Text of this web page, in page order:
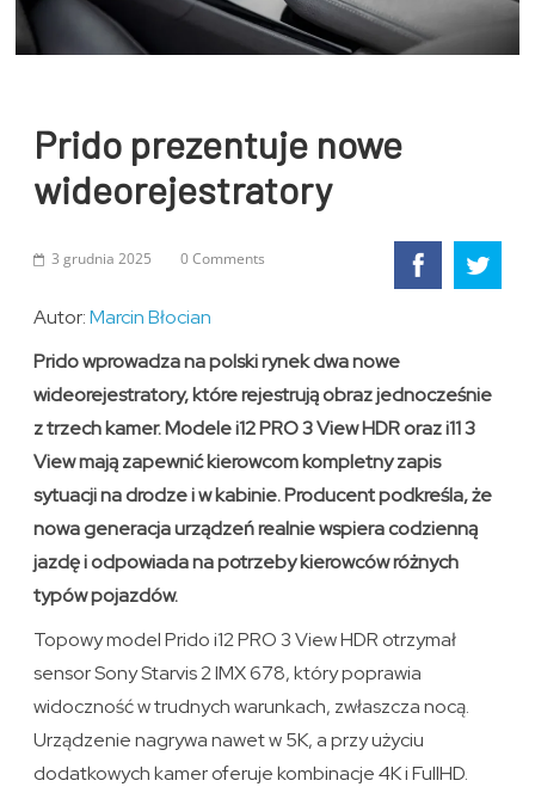
Prido prezentuje nowe
wideorejestratory
3 grudnia 2025 0 Comments
Autor:Marcin Błocian
Prido wprowadza na polski rynek dwa nowe
wideorejestratory, które rejestrują obraz jednocześnie
z trzech kamer. Modele i12 PRO 3 View HDR oraz i11 3
View mają zapewnić kierowcom kompletny zapis
sytuacji na drodze i w kabinie. Producent podkreśla, że
nowa generacja urządzeń realnie wspiera codzienną
jazdę i odpowiada na potrzeby kierowców różnych
typów pojazdów.
Topowy model Prido i12 PRO 3 View HDR otrzymał
sensor Sony Starvis 2 IMX 678, który poprawia
widoczność w trudnych warunkach, zwłaszcza nocą.
Urządzenie nagrywa nawet w 5K, a przy użyciu
dodatkowych kamer oferuje kombinacje 4K i FullHD.